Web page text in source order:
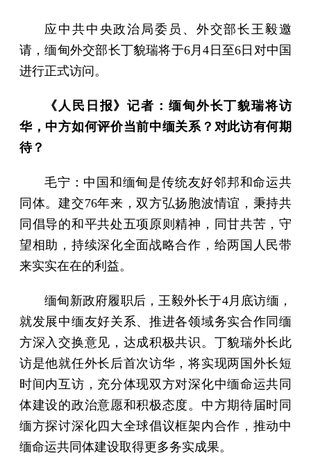
应中共中央政治局委员、外交部长王毅邀
请，缅甸外交部长丁貌瑞将于6月4日至6日对中国
进行正式访问。
《人民日报》记者：缅甸外长丁貌瑞将访
华，中方如何评价当前中缅关系？对此访有何期
待？
毛宁：中国和缅甸是传统友好邻邦和命运共
同体。建交76年来，双方弘扬胞波情谊，秉持共
同倡导的和平共处五项原则精神，同甘共苦，守
望相助，持续深化全面战略合作，给两国人民带
来实实在在的利益。
缅甸新政府履职后，王毅外长于4月底访缅，
就发展中缅友好关系、推进各领域务实合作同缅
方深入交换意见，达成积极共识。丁貌瑞外长此
访是他就任外长后首次访华，将实现两国外长短
时间内互访，充分体现双方对深化中缅命运共同
体建设的政治意愿和积极态度。中方期待届时同
缅方探讨深化四大全球倡议框架内合作，推动中
缅命运共同体建设取得更多务实成果。